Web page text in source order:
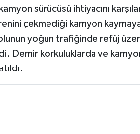
sürücüsü ihtiyacını
çekmediği kamyon
yoğun trafiğinde refüj
Demir korkuluklarda ve